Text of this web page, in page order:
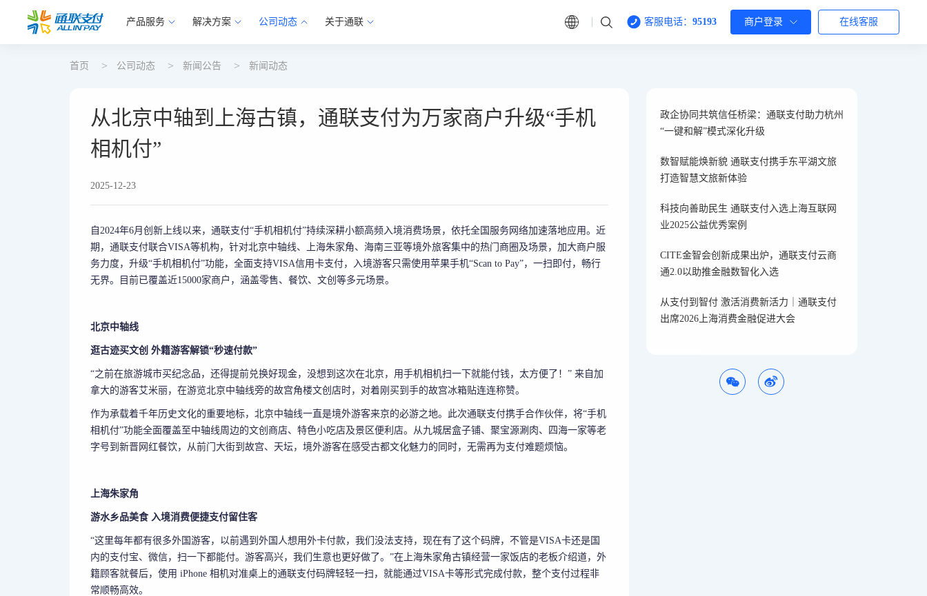
产品服务 解决方案 公司动态 关于通联 客服电话： 95193 商户登录 在线客服
首页 公司动态 新闻公告 新闻动态
从北京中轴到上海古镇，通联支付为万家商户升级“手机
相机付”
2025-12-23
自2024年6月创新上线以来，通联支付“手机相机付”持续深耕小额高频入境消费场景，依托全国服务网络加速落地应用。近
期，通联支付联合VISA等机构，针对北京中轴线、上海朱家角、海南三亚等境外旅客集中的热门商圈及场景，加大商户服
务力度，升级“手机相机付”功能，全面支持VISA信用卡支付，入境游客只需使用苹果手机“Scan to Pay”，一扫即付，畅行
无界。目前已覆盖近15000家商户，涵盖零售、餐饮、文创等多元场景。
北京中轴线
逛古迹买文创 外籍游客解锁“秒速付款”
“之前在旅游城市买纪念品，还得提前兑换好现金，没想到这次在北京，用手机相机扫一下就能付钱，太方便了！” 来自加
拿大的游客艾米丽，在游览北京中轴线旁的故宫角楼文创店时，对着刚买到手的故宫冰箱贴连连称赞。
作为承载着千年历史文化的重要地标，北京中轴线一直是境外游客来京的必游之地。此次通联支付携手合作伙伴，将“手机
相机付”功能全面覆盖至中轴线周边的文创商店、特色小吃店及景区便利店。从九城居盒子铺、聚宝源涮肉、四海一家等老
字号到新晋网红餐饮，从前门大街到故宫、天坛，境外游客在感受古都文化魅力的同时，无需再为支付难题烦恼。
上海朱家角
游水乡品美食 入境消费便捷支付留住客
“这里每年都有很多外国游客，以前遇到外国人想用外卡付款，我们没法支持，现在有了这个码牌，不管是VISA卡还是国
内的支付宝、微信，扫一下都能付。游客高兴，我们生意也更好做了。”在上海朱家角古镇经营一家饭店的老板介绍道，外
籍顾客就餐后，使用 iPhone 相机对准桌上的通联支付码牌轻轻一扫，就能通过VISA卡等形式完成付款，整个支付过程非
常顺畅高效。
政企协同共筑信任桥梁：通联支付助力杭州
“一键和解”模式深化升级
数智赋能焕新貌 通联支付携手东平湖文旅
打造智慧文旅新体验
科技向善助民生 通联支付入选上海互联网
业2025公益优秀案例
CITE金智会创新成果出炉，通联支付云商
通2.0以助推金融数智化入选
从支付到智付 激活消费新活力｜通联支付
出席2026上海消费金融促进大会